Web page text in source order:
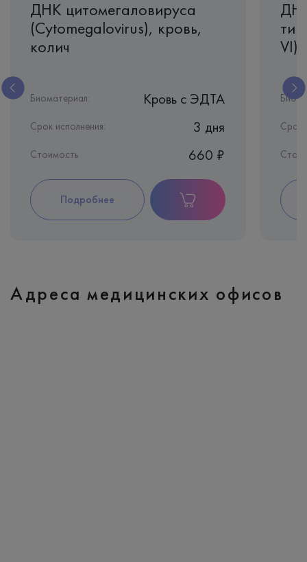
ДНК цитомегаловируса
(Cytomegalovirus), кровь,
колич
Биоматериал: Кровь c ЭДТА
Срок исполнения: 3 дня
Стоимость 660 ₽
Подробнее
Срок
Адреса медицинских офисов